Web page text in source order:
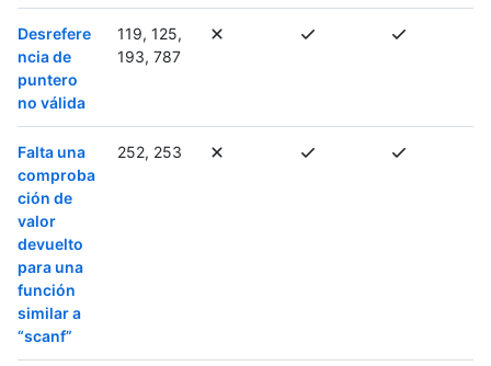
Desrefere
ncia de
puntero
no válida
119, 125,
193, 787
Falta una
comproba
ción de
valor
devuelto
para una
función
similar a
“scanf”
252, 253